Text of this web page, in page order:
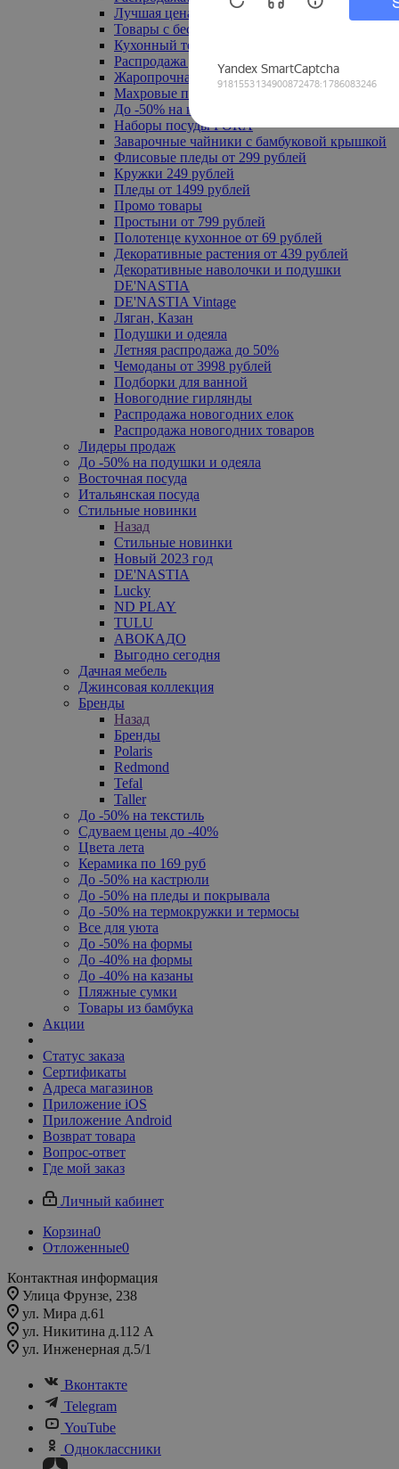
Лучшая цена
Товары с бесплатной доставкой
Кухонный текстиль
Распродажа до -50%
Жаропрочная посуда
Махровые полотенца
До -50% на ковры
Наборы посуды FORA
Заварочные чайники с бамбуковой крышкой
Флисовые пледы от 299 рублей
Кружки 249 рублей
Пледы от 1499 рублей
Промо товары
Простыни от 799 рублей
Полотенце кухонное от 69 рублей
Декоративные растения от 439 рублей
Декоративные наволочки и подушки
DE'NASTIA
DE'NASTIA Vintage
Ляган, Казан
Подушки и одеяла
Летняя распродажа до 50%
Чемоданы от 3998 рублей
Подборки для ванной
Новогодние гирлянды
Распродажа новогодних елок
Распродажа новогодних товаров
Лидеры продаж
До -50% на подушки и одеяла
Восточная посуда
Итальянская посуда
Стильные новинки
Назад
Стильные новинки
Новый 2023 год
DE'NASTIA
Lucky
ND PLAY
TULU
АВОКАДО
Выгодно сегодня
Дачная мебель
Джинсовая коллекция
Бренды
Назад
Бренды
Polaris
Redmond
Tefal
Taller
До -50% на текстиль
Сдуваем цены до -40%
Цвета лета
Керамика по 169 руб
До -50% на кастрюли
До -50% на пледы и покрывала
До -50% на термокружки и термосы
Все для уюта
До -50% на формы
До -40% на формы
До -40% на казаны
Пляжные сумки
Товары из бамбука
Акции
Статус заказа
Сертификаты
Адреса магазинов
Приложение iOS
Приложение Android
Возврат товара
Вопрос-ответ
Где мой заказ
Личный кабинет
Корзина0
Отложенные0
Контактная информация
Улица Фрунзе, 238​
ул. Мира д.61
ул. Никитина д.112 А
ул. Инженерная д.5/1
Вконтакте
Telegram
YouTube
Одноклассники